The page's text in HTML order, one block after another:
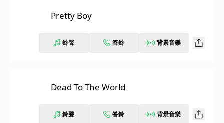
Pretty Boy
鈴聲 答鈴 背景音樂
Dead To The World
鈴聲 答鈴 背景音樂